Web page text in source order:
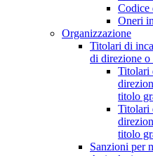
Codice
Oneri
Organizzazione
Titolari di
di direzione
Titolari
titolo
Titolari
titolo
Sanzioni per